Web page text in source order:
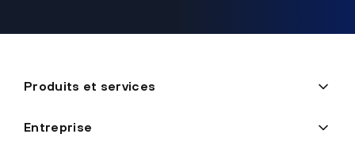
Produits et services
Entreprise